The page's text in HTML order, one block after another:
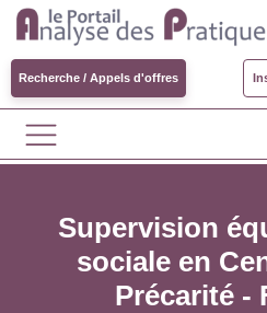
Recherche / Appels d'offres
Supervision
sociale en
Précarité -